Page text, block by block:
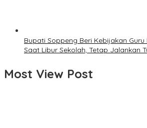
Bupati Soppeng Beri Kebijakan
Saat Libur Sekolah, Tetap Jalankan
Most View Post